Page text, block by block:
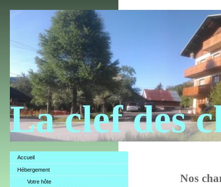
La clef des
Nos
Accueil
Hébergement
Votre hôte